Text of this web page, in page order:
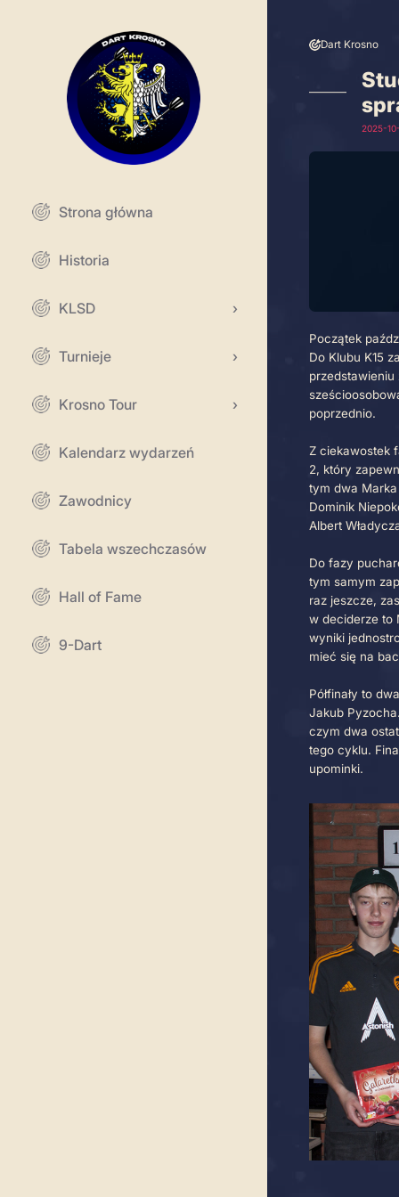
Strona główna
Historia
KLSD
Turnieje
Krosno Tour
Kalendarz wydarzeń
Zawodnicy
Tabela wszechczasów
Hall of Fame
9-Dart
Z
2,
tym
tym
raz
w